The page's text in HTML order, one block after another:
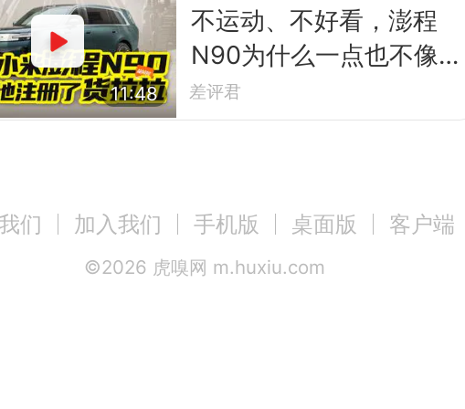
11:48
不运动、不好看，澎程
N90为什么一点也不像
小米？
差评君
们 加入我们 手机版 桌面版 客户端
©2026 虎嗅网 m.huxiu.com